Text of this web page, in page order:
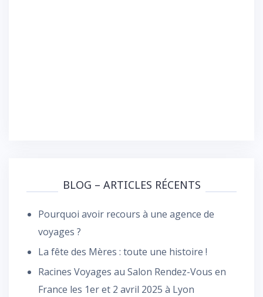
BLOG – ARTICLES RÉCENTS
Pourquoi avoir recours à une agence de
voyages ?
La fête des Mères : toute une histoire !
Racines Voyages au Salon Rendez-Vous en
France les 1er et 2 avril 2025 à Lyon